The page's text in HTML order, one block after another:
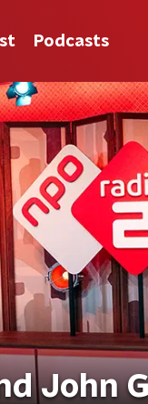
Podcasts
John